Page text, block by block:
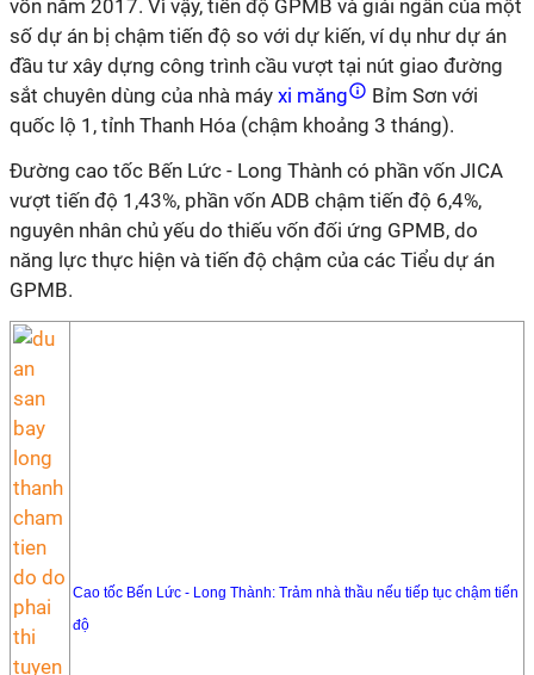
vốn năm 2017. Vì vậy, tiến độ GPMB và giải ngân của một
số dự án bị chậm tiến độ so với dự kiến, ví dụ như dự án
đầu tư xây dựng công trình cầu vượt tại nút giao đường
sắt chuyên dùng của nhà máy xi măng
Bỉm Sơn với
quốc lộ 1, tỉnh Thanh Hóa (chậm khoảng 3 tháng).
Đường cao tốc Bến Lức - Long Thành có phần vốn JICA
vượt tiến độ 1,43%, phần vốn ADB chậm tiến độ 6,4%,
nguyên nhân chủ yếu do thiếu vốn đối ứng GPMB, do
năng lực thực hiện và tiến độ chậm của các Tiểu dự án
GPMB.
Cao tốc Bến Lức - Long Thành: Trảm nhà thầu nếu tiếp tục chậm tiến
độ